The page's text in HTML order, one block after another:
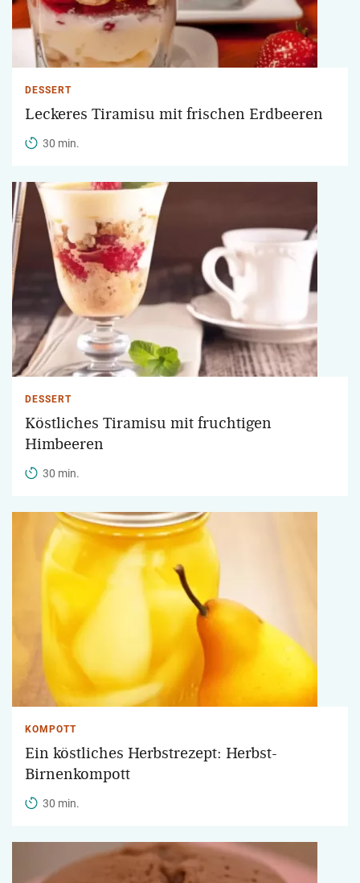
DESSERT
Leckeres Tiramisu mit frischen Erdbeeren
30 min.
DESSERT
Köstliches Tiramisu mit fruchtigen
Himbeeren
30 min.
KOMPOTT
Ein köstliches Herbstrezept: Herbst-
Birnenkompott
30 min.